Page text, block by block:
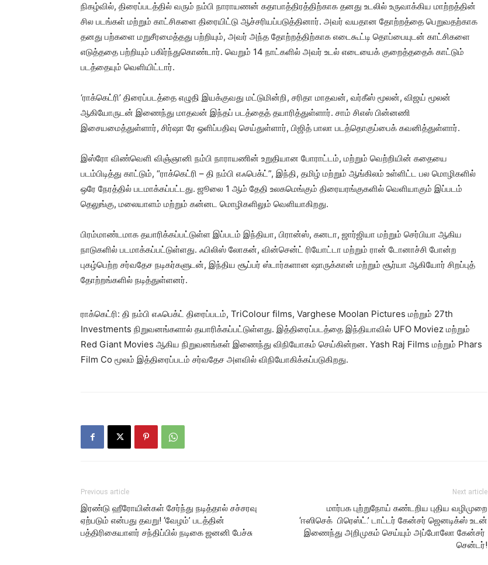
நிகழ்வில், திரைப்படத்தில் வரும் நம்பி நாராயணன் கதாபாத்திரத்திற்காக தனது உடலில் உருவாக்கிய மாற்றத்தின்
சில படங்கள் மற்றும் காட்சிகளை திரையிட்டு ஆச்சரியப்படுத்தினார். அவர் வயதான தோற்றத்தை பெறுவதற்காக
தனது பற்களை மறுசீரமைத்தது பற்றியும், அவர் அந்த தோற்றத்திற்காக எடைகூட்டி தொப்பையுடன் காட்சிகளை
எடுத்ததை பற்றியும் பகிர்ந்துகொண்டார். வெறும் 14 நாட்களில் அவர் உடல் எடையைக் குறைத்ததைக் காட்டும்
படத்தையும் வெளியிட்டார்.
‘ராக்கெட்ரி’ திரைப்படத்தை எழுதி இயக்குவது மட்டுமின்றி, சரிதா மாதவன், வர்கீஸ் மூலன், விஜய் மூலன்
ஆகியோருடன் இணைந்து மாதவன் இந்தப் படத்தைத் தயாரித்துள்ளார். சாம் சிஎஸ் பின்னணி
இசையமைத்துள்ளார், சிர்ஷா ரே ஒளிப்பதிவு செய்துள்ளார், பிஜித் பாலா படத்தொகுப்பைக் கவனித்துள்ளார்.
இஸ்ரோ விண்வெளி விஞ்ஞானி நம்பி நாராயணின் உறுதியான போராட்டம், மற்றும் வெற்றியின் கதையை
படம்பிடித்து காட்டும், “ராக்கெட்ரி – தி நம்பி எஃபெக்ட்”, இந்தி, தமிழ் மற்றும் ஆங்கிலம் உள்ளிட்ட பல மொழிகளில்
ஒரே நேரத்தில் படமாக்கப்பட்டது. ஜூலை 1 ஆம் தேதி உலகமெங்கும் திரையரங்குகளில் வெளியாகும் இப்படம்
தெலுங்கு, மலையாளம் மற்றும் கன்னட மொழிகளிலும் வெளியாகிறது.
பிரம்மாண்டமாக தயாரிக்கப்பட்டுள்ள இப்படம் இந்தியா, பிரான்ஸ், கனடா, ஜார்ஜியா மற்றும் செர்பியா ஆகிய
நாடுகளில் படமாக்கப்பட்டுள்ளது. ஃபிலிஸ் லோகன், வின்சென்ட் ரியோட்டா மற்றும் ரான் டோனாச்சி போன்ற
புகழ்பெற்ற சர்வதேச நடிகர்களுடன், இந்திய சூப்பர் ஸ்டார்களான ஷாருக்கான் மற்றும் சூர்யா ஆகியோர் சிறப்புத்
தோற்றங்களில் நடித்துள்ளனர்.
ராக்கெட்ரி: தி நம்பி எஃபெக்ட் திரைப்படம், TriColour films, Varghese Moolan Pictures மற்றும் 27th
Investments நிறுவனங்களால் தயாரிக்கப்பட்டுள்ளது. இத்திரைப்படத்தை இந்தியாவில் UFO Moviez மற்றும்
Red Giant Movies ஆகிய நிறுவனங்கள் இணைந்து விநியோகம் செய்கின்றன. Yash Raj Films மற்றும் Phars
Film Co மூலம் இத்திரைப்படம் சர்வதேச அளவில் விநியோகிக்கப்படுகிறது.
Previous article
இரண்டு ஹீரோயின்கள் சேர்ந்து நடித்தால் சச்சரவு
ஏற்படும் என்பது தவறு! ‘வேழம்’ படத்தின்
பத்திரிகையாளர் சந்திப்பில் நடிகை ஜனனி பேச்சு
Next article
மார்பக புற்றுநோய் கண்டறிய புதிய வழிமுறை
‘ஈஸிசெக் பிரெஸ்ட்.’ டாட்டர் கேன்சர் ஜெனடிக்ஸ் உடன்
இணைந்து அறிமுகம் செய்யும் அப்போலோ கேன்சர்
சென்டர்!